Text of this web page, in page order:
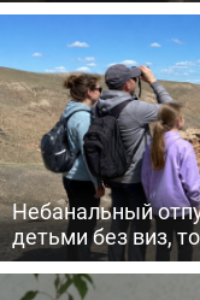
Небанальный
детьми без виз,